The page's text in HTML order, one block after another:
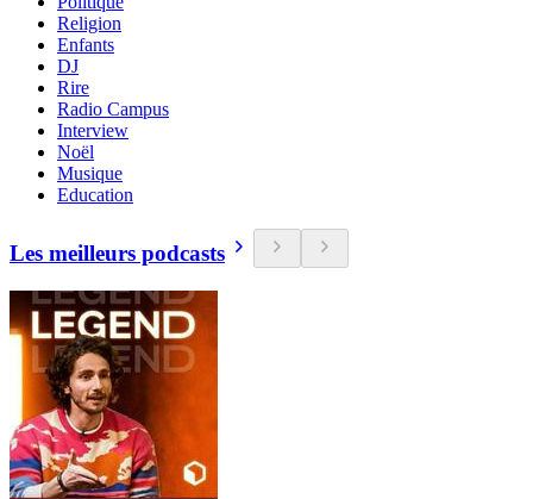
Religion
Enfants
DJ
Rire
Radio Campus
Interview
Noël
Musique
Education
Les meilleurs podcasts